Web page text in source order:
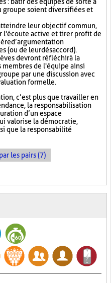
groupe soient diversifiées et
leur objectif commun,
l'écoute active et tirer profit de
d’argumentation
(ou de leur désaccord).
devront réfléchir à la
de l'équipe ainsi
par une discussion avec
formelle.
c’est plus que travailler en
la responsabilisation
d’un espace
valorise la démocratie,
que la responsabilité
les pairs (7)